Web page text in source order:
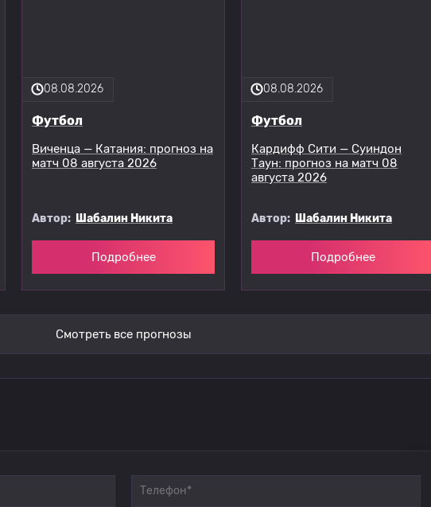
08.08.2026
Футбол
Виченца — Катания: прогноз на
матч 08 августа 2026
Автор: Шабалин Никита
Подробнее
08.08.2026
Футбол
Кардифф Сити — Суиндон
Таун: прогноз на матч 08
августа 2026
Автор: Шабалин Никита
Подробнее
Смотреть все прогнозы